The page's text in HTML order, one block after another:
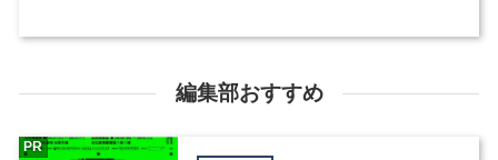
編集部おすすめ
PR